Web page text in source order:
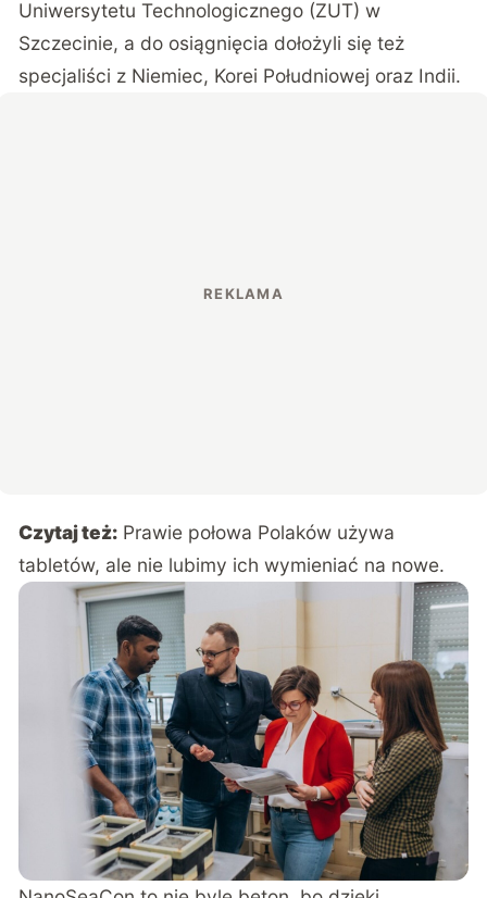
Uniwersytetu Technologicznego (ZUT) w
Szczecinie, a do osiągnięcia dołożyli się też
specjaliści z Niemiec, Korei Południowej oraz Indii.
Czytaj też: Prawie połowa Polaków używa
tabletów, ale nie lubimy ich wymieniać na nowe.